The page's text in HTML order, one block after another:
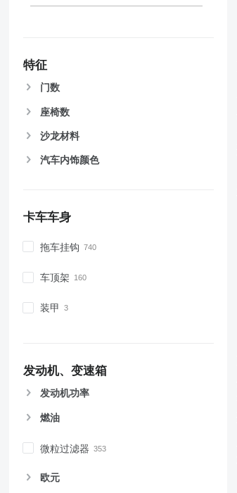
特征
门数
座椅数
沙龙材料
汽车内饰颜色
卡车车身
拖车挂钩
车顶架
装甲
发动机、变速箱
发动机功率
燃油
微粒过滤器
欧元